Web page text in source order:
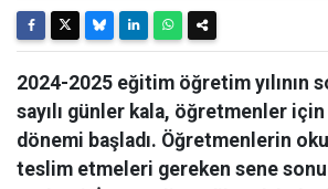
2024-2025 eğitim öğretim yılının
sayılı günler kala, öğretmenler
dönemi başladı. Öğretmenlerin
teslim etmeleri gereken sene sonu